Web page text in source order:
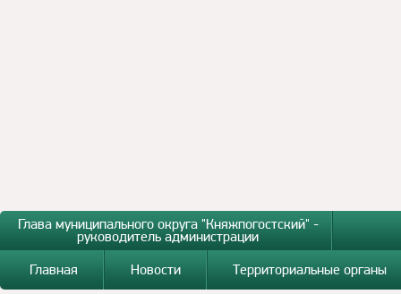
Глава муниципального округа "Княжпогостский" -
руководитель администрации
Главная
Новости Территориальные органы